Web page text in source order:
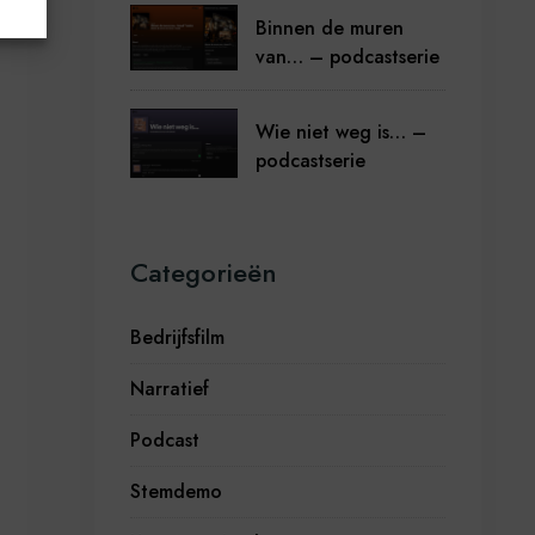
Binnen de muren
van… – podcastserie
Wie niet weg is… –
podcastserie
Categorieën
Bedrijfsfilm
Narratief
Podcast
Stemdemo